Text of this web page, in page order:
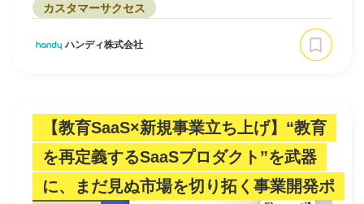
カスタマーサクセス
ハンディ株式会社
【教育SaaS×新規事業立ち上げ】“教育
を再定義するSaaSプロダクト”を武器
に、まだ見ぬ市場を切り拓く事業開発ポ